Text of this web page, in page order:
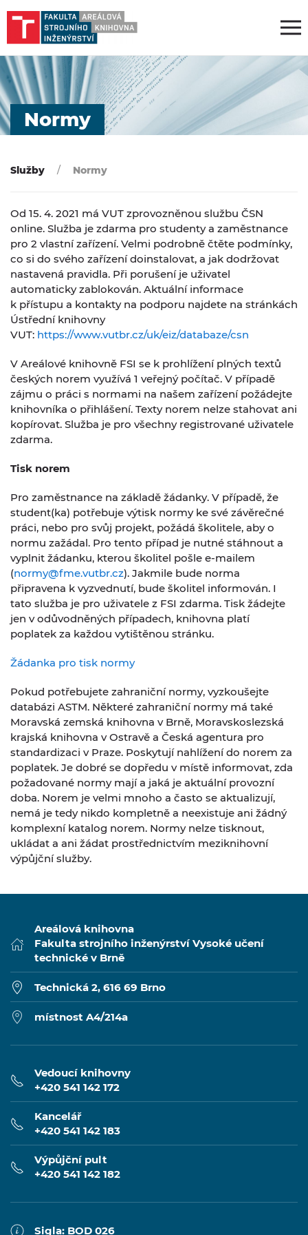
Normy
Služby Normy
Od 15. 4. 2021 má VUT zprovozněnou službu ČSN
online. Služba je zdarma pro studenty a zaměstnance
pro 2 vlastní zařízení. Velmi podrobně čtěte podmínky,
co si do svého zařízení doinstalovat, a jak dodržovat
nastavená pravidla. Při porušení je uživatel
automaticky zablokován. Aktuální informace
k přístupu a kontakty na podporu najdete na stránkách
Ústřední knihovny
VUT: https://www.vutbr.cz/uk/eiz/databaze/csn
V Areálové knihovně FSI se k prohlížení plných textů
českých norem využívá 1 veřejný počítač. V případě
zájmu o práci s normami na našem zařízení požádejte
knihovníka o přihlášení. Texty norem nelze stahovat ani
kopírovat. Služba je pro všechny registrované uživatele
zdarma.
Tisk norem
Pro zaměstnance na základě žádanky. V případě, že
student(ka) potřebuje výtisk normy ke své závěrečné
práci, nebo pro svůj projekt, požádá školitele, aby o
normu zažádal. Pro tento případ je nutné stáhnout a
vyplnit žádanku, kterou školitel pošle e-mailem
(normy@fme.vutbr.cz). Jakmile bude norma
připravena k vyzvednutí, bude školitel informován. I
tato služba je pro uživatele z FSI zdarma. Tisk žádejte
jen v odůvodněných případech, knihovna platí
poplatek za každou vytištěnou stránku.
Žádanka pro tisk normy
Pokud potřebujete zahraniční normy, vyzkoušejte
databázi ASTM. Některé zahraniční normy má také
Moravská zemská knihovna v Brně, Moravskoslezská
krajská knihovna v Ostravě a Česká agentura pro
standardizaci v Praze. Poskytují nahlížení do norem za
poplatek. Je dobré se dopředu v místě informovat, zda
požadované normy mají a jaká je aktuální provozní
doba. Norem je velmi mnoho a často se aktualizují,
nemá je tedy nikdo kompletně a neexistuje ani žádný
komplexní katalog norem. Normy nelze tisknout,
ukládat a ani žádat prostřednictvím meziknihovní
výpůjční služby.
Areálová knihovna
Fakulta strojního inženýrství Vysoké učení
technické v Brně
Technická 2, 616 69 Brno
místnost A4/214a
Vedoucí knihovny
+420 541 142 172
Kancelář
+420 541 142 183
Výpůjční pult
+420 541 142 182
Sigla: BOD 026